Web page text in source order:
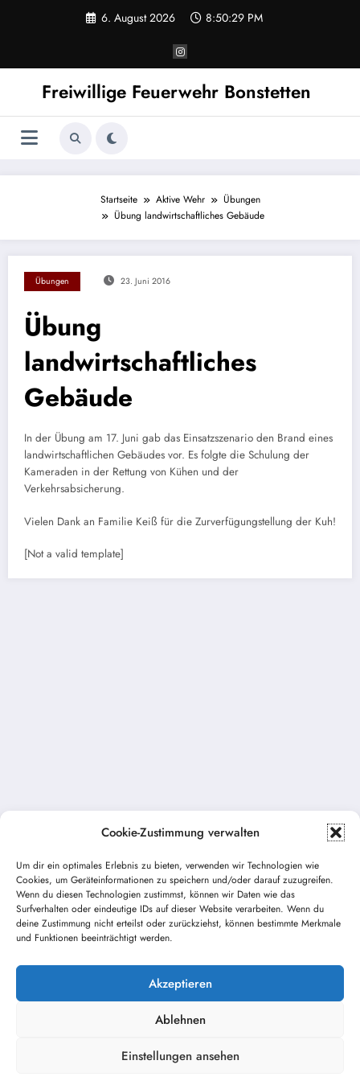
Cookie-Zustimmung verwalten
Um dir ein optimales Erlebnis zu bieten, verwenden wir Technologien wie
Cookies, um Geräteinformationen zu speichern und/oder darauf zuzugreifen.
Wenn du diesen Technologien zustimmst, können wir Daten wie das
Surfverhalten oder eindeutige IDs auf dieser Website verarbeiten. Wenn du
deine Zustimmung nicht erteilst oder zurückziehst, können bestimmte Merkmale
und Funktionen beeinträchtigt werden.
Akzeptieren
Ablehnen
Einstellungen ansehen
6. August 2026 8:50:29 PM
Freiwillige Feuerwehr Bonstetten
Startseite Aktive Wehr
Übungen
Übung landwirtschaftliches Gebäude
Übungen 23. Juni 2016
Übung
landwirtschaftliches
Gebäude
In der Übung am 17. Juni gab das Einsatzszenario den Brand eines
landwirtschaftlichen Gebäudes vor. Es folgte die Schulung der
Kameraden in der Rettung von Kühen und der
Verkehrsabsicherung.
Vielen Dank an Familie Keiß für die Zurverfügungstellung der Kuh!
[Not a valid template]
Vorheriger Beitrag
Sonnwendfeier 2016
Nächster Beitrag
Sonnwendfeier 2016 – Vorbereitung sind
Kontakt / Impressum
Datenschutz